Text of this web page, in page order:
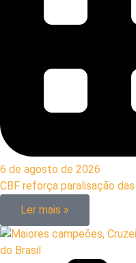
6 de agosto de 2026
CBF reforça paralisação
Ler mais »